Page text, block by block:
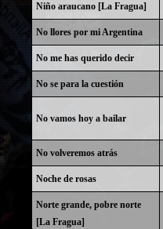
Niño araucano [La Fragua]
No llores por mi Argentina
No me has querido decir
No se para la cuestión
No vamos hoy a bailar
No volveremos atrás
Noche de rosas
Norte grande, pobre norte
[La Fragua]